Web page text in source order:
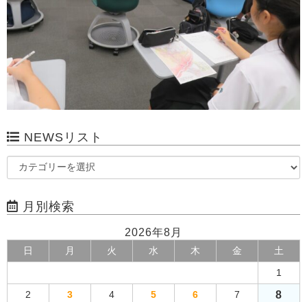
NEWSリスト
月別検索
2026年8月
日 月 火 水 木 金 土
1
2 3 4 5 6 7 8